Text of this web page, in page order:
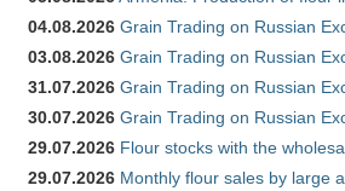
04.08.2026 Grain Trading on Russian
03.08.2026 Grain Trading on Russian
31.07.2026 Grain Trading on Russian
30.07.2026 Grain Trading on Russian
29.07.2026 Flour stocks with the
29.07.2026 Monthly flour sales by large